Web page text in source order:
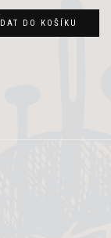
DO KOŠÍKU